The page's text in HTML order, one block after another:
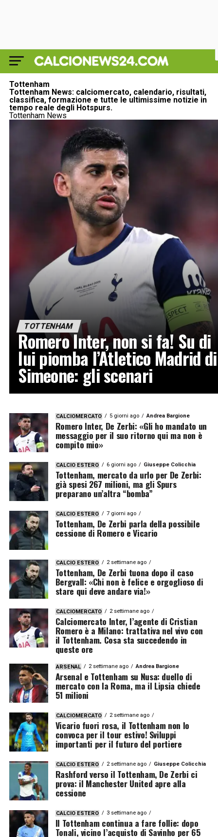
Tottenham
Tottenham News: calciomercato, calendario, risultati,
classifica, formazione e tutte le ultimissime notizie in
tempo reale degli Hotspurs.
Tottenham News
TOTTENHAM
Romero Inter, non si fa! Su di
lui piomba l’Atletico Madrid di
Simeone: gli scenari
CALCIOMERCATO 5 giorni ago Andrea Bargione
Romero Inter, De Zerbi: «Gli ho mandato un
messaggio per il suo ritorno qui ma non è
compito mio»
CALCIO ESTERO 6 giorni ago Giuseppe Colicchia
Tottenham, mercato da urlo per De Zerbi:
già spesi 267 milioni, ma gli Spurs
preparano un’altra “bomba”
CALCIO ESTERO 7 giorni ago
Tottenham, De Zerbi parla della possibile
cessione di Romero e Vicario
CALCIO ESTERO 2 settimane ago
Tottenham, De Zerbi tuona dopo il caso
Bergvall: «Chi non è felice e orgoglioso di
stare qui deve andare via!»
CALCIOMERCATO 2 settimane ago
Calciomercato Inter, l’agente di Cristian
Romero è a Milano: trattativa nel vivo con
il Tottenham. Cosa sta succedendo in
queste ore
ARSENAL 2 settimane ago Andrea Bargione
Arsenal e Tottenham su Nusa: duello di
mercato con la Roma, ma il Lipsia chiede
51 milioni
CALCIOMERCATO 2 settimane ago
Vicario fuori rosa, il Tottenham non lo
convoca per il tour estivo! Sviluppi
importanti per il futuro del portiere
CALCIO ESTERO 2 settimane ago Giuseppe Colicchia
Rashford verso il Tottenham, De Zerbi ci
prova: il Manchester United apre alla
cessione
CALCIO ESTERO 3 settimane ago
Il Tottenham continua a fare follie: dopo
Tonali, vicino l’acquisto di Savinho per 65